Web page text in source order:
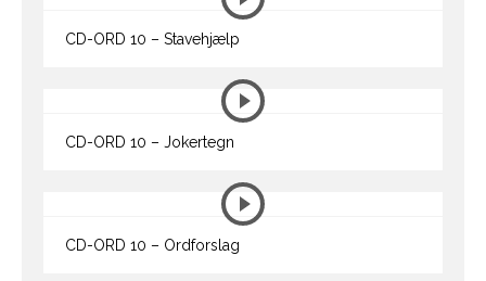
CD-ORD 10 – Stavehjælp
CD-ORD 10 – Jokertegn
CD-ORD 10 – Ordforslag